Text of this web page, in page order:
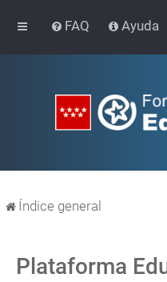
FAQ Ayuda
Índice general
Plataforma